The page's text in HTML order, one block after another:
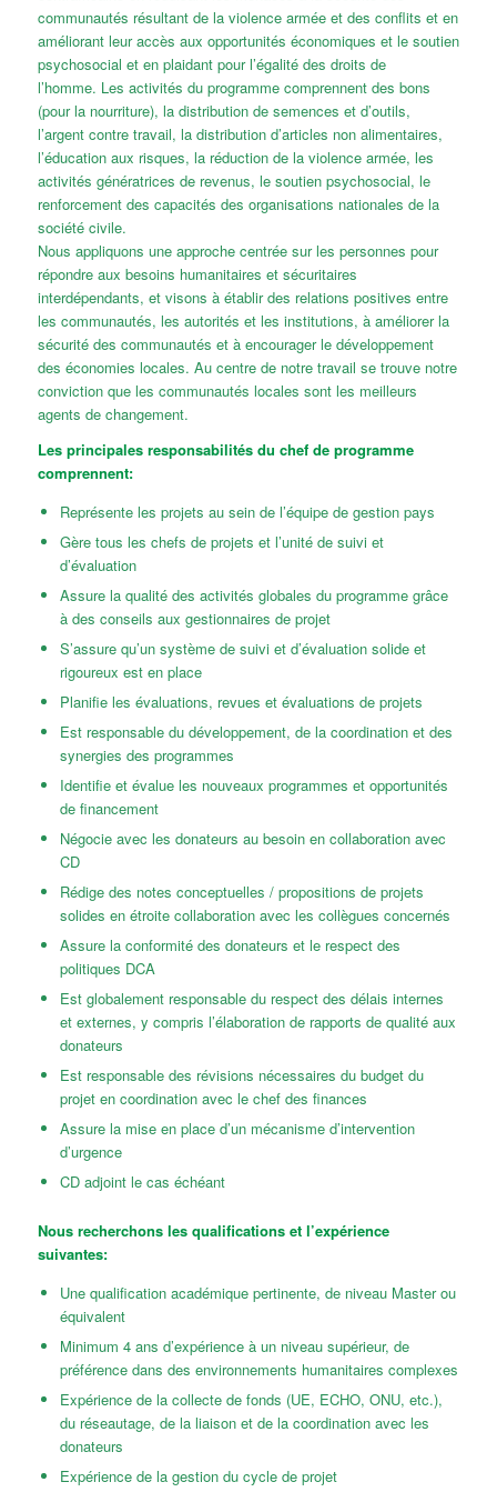
communautés résultant de la violence armée et des conflits et en
améliorant leur accès aux opportunités économiques et le soutien
psychosocial et en plaidant pour l’égalité des droits de
l’homme. Les activités du programme comprennent des bons
(pour la nourriture), la distribution de semences et d’outils,
l’argent contre travail, la distribution d’articles non alimentaires,
l’éducation aux risques, la réduction de la violence armée, les
activités génératrices de revenus, le soutien psychosocial, le
renforcement des capacités des organisations nationales de la
société civile.
Nous appliquons une approche centrée sur les personnes pour
répondre aux besoins humanitaires et sécuritaires
interdépendants, et visons à établir des relations positives entre
les communautés, les autorités et les institutions, à améliorer la
sécurité des communautés et à encourager le développement
des économies locales. Au centre de notre travail se trouve notre
conviction que les communautés locales sont les meilleurs
agents de changement.
Les principales responsabilités du chef de programme
comprennent:
Représente les projets au sein de l’équipe de gestion pays
Gère tous les chefs de projets et l’unité de suivi et
d’évaluation
Assure la qualité des activités globales du programme grâce
à des conseils aux gestionnaires de projet
S’assure qu’un système de suivi et d’évaluation solide et
rigoureux est en place
Planifie les évaluations, revues et évaluations de projets
Est responsable du développement, de la coordination et des
synergies des programmes
Identifie et évalue les nouveaux programmes et opportunités
de financement
Négocie avec les donateurs au besoin en collaboration avec
CD
Rédige des notes conceptuelles / propositions de projets
solides en étroite collaboration avec les collègues concernés
Assure la conformité des donateurs et le respect des
politiques DCA
Est globalement responsable du respect des délais internes
et externes, y compris l’élaboration de rapports de qualité aux
donateurs
Est responsable des révisions nécessaires du budget du
projet en coordination avec le chef des finances
Assure la mise en place d’un mécanisme d’intervention
d’urgence
CD adjoint le cas échéant
Nous recherchons les qualifications et l’expérience
suivantes:
Une qualification académique pertinente, de niveau Master ou
équivalent
Minimum 4 ans d’expérience à un niveau supérieur, de
préférence dans des environnements humanitaires complexes
Expérience de la collecte de fonds (UE, ECHO, ONU, etc.),
du réseautage, de la liaison et de la coordination avec les
donateurs
Expérience de la gestion du cycle de projet